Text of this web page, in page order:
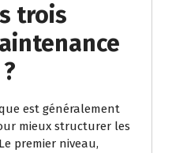
trois
est généralement
mieux structurer les
premier niveau,